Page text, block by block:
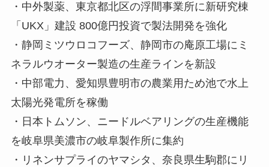
・中外製薬、東京都北区の浮間事業所に新研究棟
「UKX」建設 800億円投資で製法開発を強化
・静岡ミツウロコフーズ、静岡市の庵原工場にミ
ネラルウオーター製造の生産ラインを新設
・中部電力、愛知県豊明市の農業用ため池で水上
太陽光発電所を稼働
・日本トムソン、ニードルベアリングの生産機能
を岐阜県美濃市の岐阜製作所に集約
・リネンサプライのヤマシタ、奈良県生駒郡にリ